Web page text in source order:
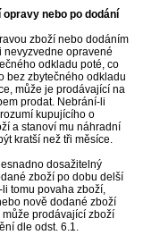
nebo po dodání
zboží nebo dodáním
nevyzvedne opravené
odkladu poté, co
bez zbytečného odkladu
může je prodávající na
prodat. Nebrání-li
kupujícího o
a stanoví mu náhradní
kratší než tři měsíce.
dosažitelný
zboží po dobu delší
tomu povaha zboží,
nově dodané zboží
prodávající zboží
dle odst. 6.1.